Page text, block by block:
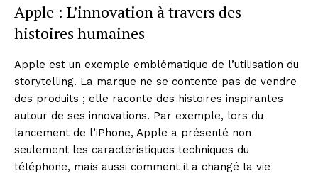
Apple : L’innovation à travers des
histoires humaines
Apple est un exemple emblématique de l’utilisation du
storytelling. La marque ne se contente pas de vendre
des produits ; elle raconte des histoires inspirantes
autour de ses innovations. Par exemple, lors du
lancement de l’iPhone, Apple a présenté non
seulement les caractéristiques techniques du
téléphone, mais aussi comment il a changé la vie